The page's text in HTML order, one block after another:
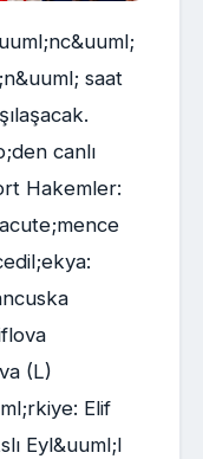
saat
canlı
Hakemler:
(L)
Elif
Eyl&uuml;l